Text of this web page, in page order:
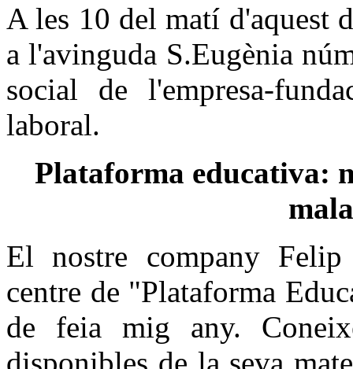
A les 10 del matí d'aquest
a l'avinguda S.Eugènia
social de l'empresa-
laboral.
Plataforma educativa:
El nostre company
centre de "Plataforma
de feia mig any.
disponibles de la seva